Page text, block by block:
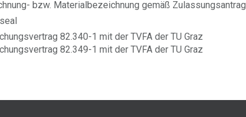
bzw. Materialbezeichnung gemäß Zulassungsantrag
82.340-1 mit der TVFA der TU Graz
82.349-1 mit der TVFA der TU Graz